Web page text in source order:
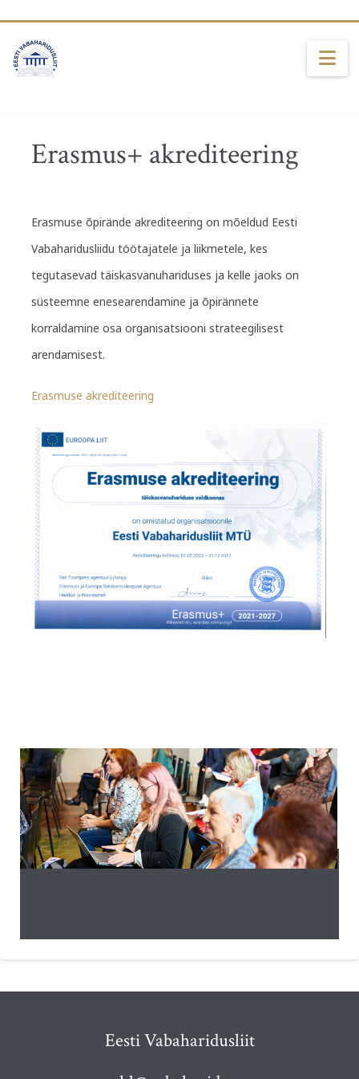
Erasmus+ akrediteering
Erasmuse õpirände akrediteering on mõeldud Eesti
Vabaharidusliidu töötajatele ja liikmetele, kes
tegutasevad täiskasvanuhariduses ja kelle jaoks on
süsteemne enesearendamine ja õpirännete
korraldamine osa organisatsiooni strateegilisest
arendamisest.
Erasmuse akrediteering
Eesti Vabaharidusliit